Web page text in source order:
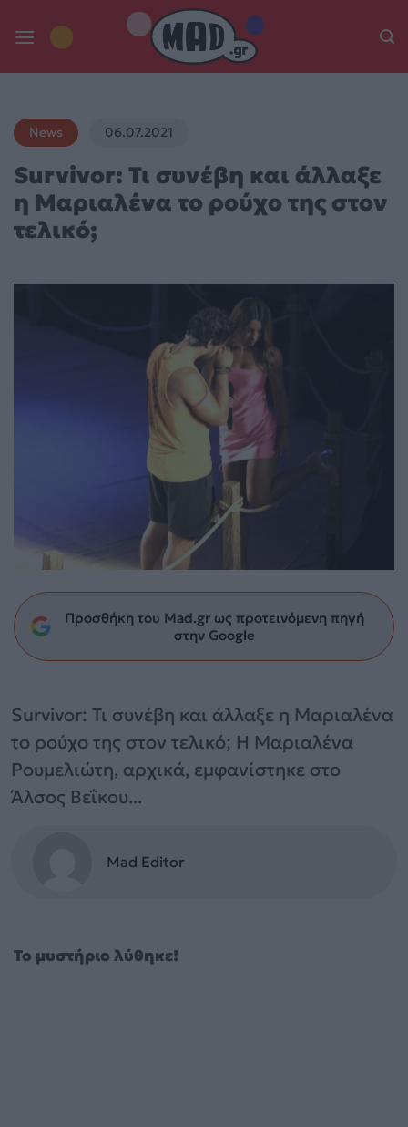
News 06.07.2021
Survivor: Τι συνέβη και άλλαξε
η Μαριαλένα το ρούχο της στον
τελικό;
Προσθήκη του Mad.gr ως προτεινόμενη πηγή
στην Google
Survivor: Τι συνέβη και άλλαξε η Μαριαλένα
το ρούχο της στον τελικό; Η Μαριαλένα
Ρουμελιώτη, αρχικά, εμφανίστηκε στο
Άλσος Βεΐκου...
Mad Editor
Το μυστήριο λύθηκε!